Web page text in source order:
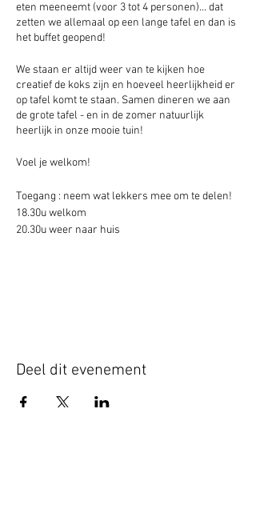
eten meeneemt (voor 3 tot 4 personen)... dat
zetten we allemaal op een lange tafel en dan is
het buffet geopend!
We staan er altijd weer van te kijken hoe
creatief de koks zijn en hoeveel heerlijkheid er
op tafel komt te staan. Samen dineren we aan
de grote tafel - en in de zomer natuurlijk
heerlijk in onze mooie tuin!
Voel je welkom!
Toegang : neem wat lekkers mee om te delen!
18.30u welkom
20.30u weer naar huis
Deel dit evenement